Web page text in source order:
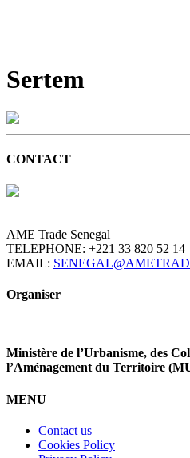
Sertem
CONTACT
AME Trade Senegal
TELEPHONE: +221 33 820 52 14
EMAIL:
Organiser
Ministère de l’Urbanisme, des
l’Aménagement du Territoire
MENU
Contact us
Cookies Policy